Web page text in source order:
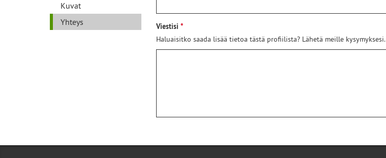
Kuvat
Yhteys
Viestisi
Haluaisitko saada lisää tietoa tästä profiilista? Lähetä meille kysymyksesi.